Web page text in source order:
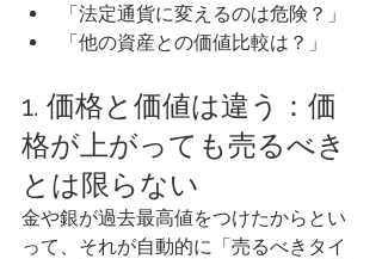
「法定通貨に変えるのは危険？」
「他の資産との価値比較は？」
1. 価格と価値は違う：価
格が上がっても売るべき
とは限らない
金や銀が過去最高値をつけたからとい
って、それが自動的に「売るべきタイ